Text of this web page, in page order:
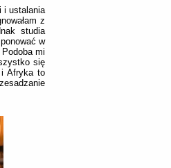
i ustalania
z
studia
w
mi
się
i Afryka to